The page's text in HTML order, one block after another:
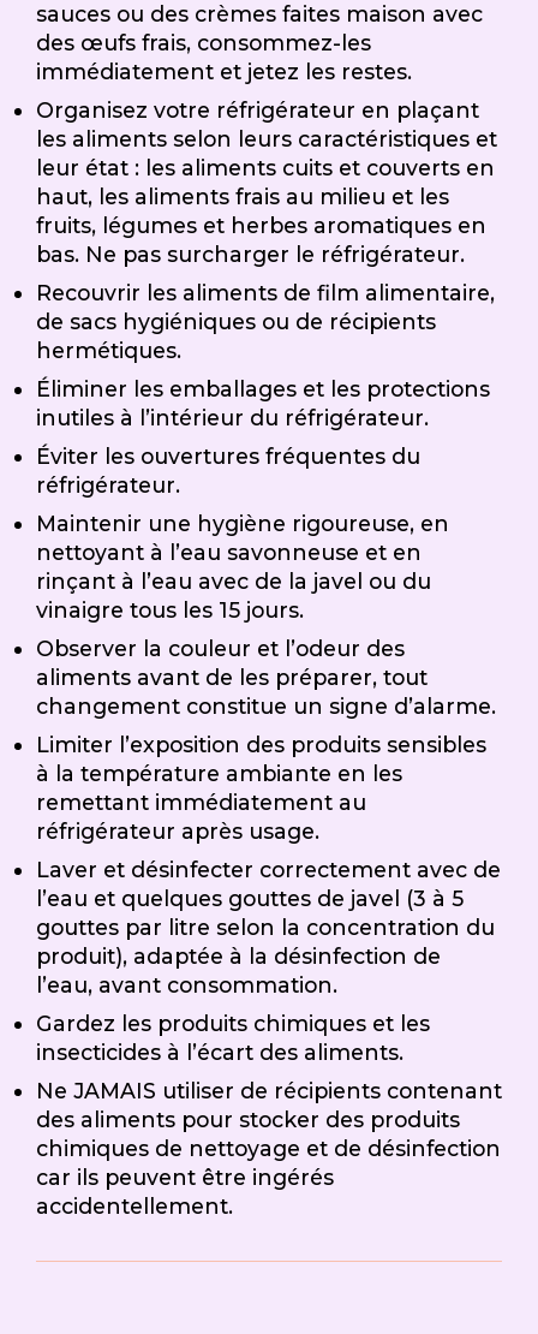
sauces ou des crèmes faites maison avec
des œufs frais, consommez-les
immédiatement et jetez les restes.
Organisez votre réfrigérateur en plaçant
les aliments selon leurs caractéristiques et
leur état : les aliments cuits et couverts en
haut, les aliments frais au milieu et les
fruits, légumes et herbes aromatiques en
bas. Ne pas surcharger le réfrigérateur.
Recouvrir les aliments de film alimentaire,
de sacs hygiéniques ou de récipients
hermétiques.
Éliminer les emballages et les protections
inutiles à l’intérieur du réfrigérateur.
Éviter les ouvertures fréquentes du
réfrigérateur.
Maintenir une hygiène rigoureuse, en
nettoyant à l’eau savonneuse et en
rinçant à l’eau avec de la javel ou du
vinaigre tous les 15 jours.
Observer la couleur et l’odeur des
aliments avant de les préparer, tout
changement constitue un signe d’alarme.
Limiter l’exposition des produits sensibles
à la température ambiante en les
remettant immédiatement au
réfrigérateur après usage.
Laver et désinfecter correctement avec de
l’eau et quelques gouttes de javel (3 à 5
gouttes par litre selon la concentration du
produit), adaptée à la désinfection de
l’eau, avant consommation.
Gardez les produits chimiques et les
insecticides à l’écart des aliments.
Ne JAMAIS utiliser de récipients contenant
des aliments pour stocker des produits
chimiques de nettoyage et de désinfection
car ils peuvent être ingérés
accidentellement.